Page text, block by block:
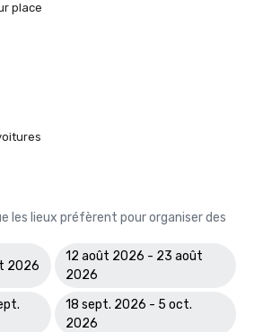
place
les lieux préfèrent pour organiser des
2026
12 août 2026 - 23 août
2026
18 sept. 2026 - 5 oct.
2026